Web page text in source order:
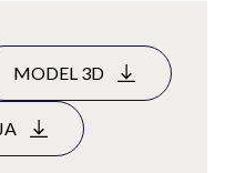
MODEL 3D